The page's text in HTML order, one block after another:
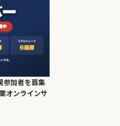
参加者を募集
オンラインサ